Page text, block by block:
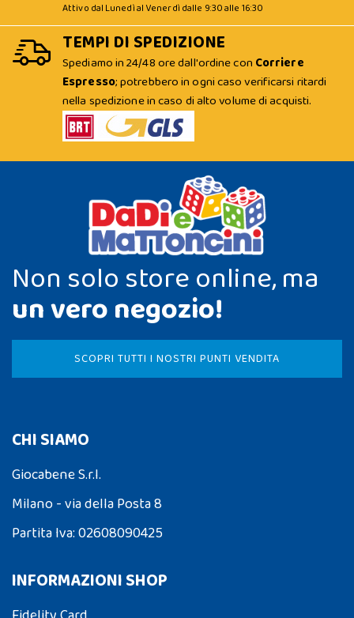
Attivo dal Lunedì al Venerdì dalle 9:30 alle 16:30
TEMPI DI SPEDIZIONE
Spediamo in 24/48 ore dall'ordine con Corriere
Espresso; potrebbero in ogni caso verificarsi ritardi
nella spedizione in caso di alto volume di acquisti.
Non solo store online, ma
un vero negozio!
SCOPRI TUTTI I NOSTRI PUNTI VENDITA
CHI SIAMO
Giocabene S.r.l.
Milano - via della Posta 8
Partita Iva: 02608090425
INFORMAZIONI SHOP